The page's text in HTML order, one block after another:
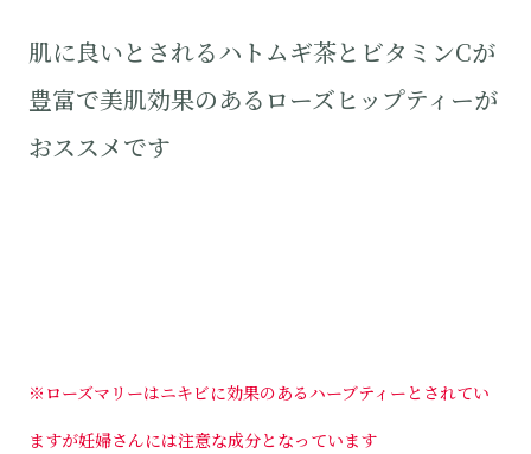
肌に良いとされるハトムギ茶とビタミンCが
豊富で美肌効果のあるローズヒップティーが
おススメです
※ローズマリーはニキビに効果のあるハーブティーとされてい
ますが妊婦さんには注意な成分となっています